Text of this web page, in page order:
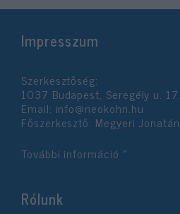
Impresszum
Szerkesztőség:
1037 Budapest, Seregély u. 17.
Email: info@neokohn.hu
Főszerkesztő: Megyeri Jonatán
További információ »
Rólunk